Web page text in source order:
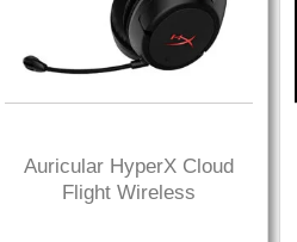
Auricular HyperX Cloud
Flight Wireless